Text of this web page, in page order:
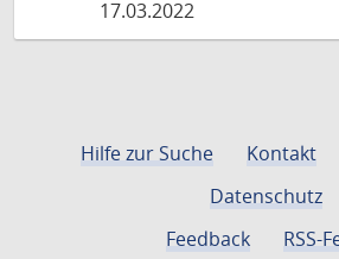
17.03.2022
Hilfe zur Suche Kontakt
Datenschutz
Feedback
RSS-